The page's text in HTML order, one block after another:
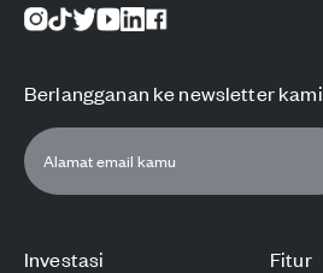
Investasi Fitur
Berlangganan ke newsletter kami